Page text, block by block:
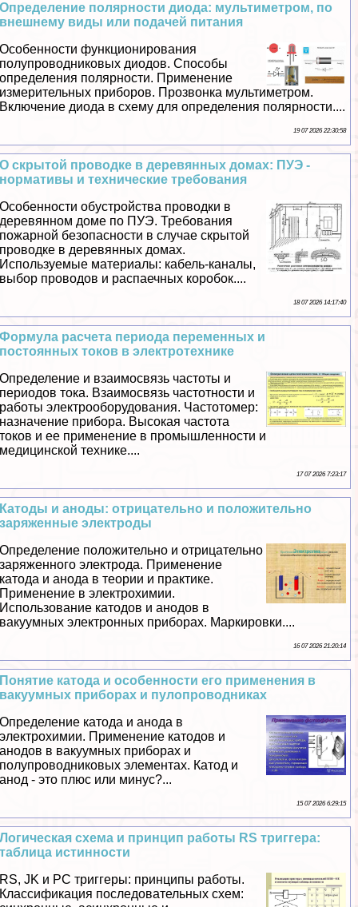
Определение полярности диода: мультиметром, по
внешнему виды или подачей питания
Особенности функционирования
полупроводниковых диодов. Способы
определения полярности. Применение
измерительных приборов. Прозвонка мультиметром.
Включение диода в схему для определения полярности....
19 07 2026 22:30:58
О скрытой проводке в деревянных домах: ПУЭ -
нормативы и технические требования
Особенности обустройства проводки в
деревянном доме по ПУЭ. Требования
пожарной безопасности в случае скрытой
проводке в деревянных домах.
Используемые материалы: кабель-каналы,
выбор проводов и распаечных коробок....
18 07 2026 14:17:40
Формула расчета периода переменных и
постоянных токов в электротехнике
Определение и взаимосвязь частоты и
периодов тока. Взаимосвязь частотности и
работы электрооборудования. Частотомер:
назначение прибора. Высокая частота
токов и ее применение в промышленности и
медицинской технике....
17 07 2026 7:23:17
Катоды и аноды: отрицательно и положительно
заряженные электроды
Определение положительно и отрицательно
заряженного электрода. Применение
катода и анода в теории и пpaктике.
Применение в электрохимии.
Использование катодов и анодов в
вакуумных электронных приборах. Маркировки....
16 07 2026 21:20:14
Понятие катода и особенности его применения в
вакуумных приборах и пулопроводниках
Определение катода и анода в
электрохимии. Применение катодов и
анодов в вакуумных приборах и
полупроводниковых элементах. Катод и
анод - это плюс или минус?...
15 07 2026 6:29:15
Логическая схема и принцип работы RS триггера:
таблица истинности
RS, JK и PC триггеры: принципы работы.
Классификация последовательных схем: